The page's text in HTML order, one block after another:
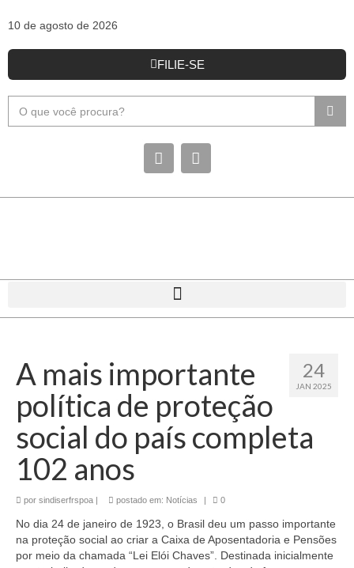
10 de agosto de 2026
FILIE-SE
24
JAN 2025
A mais importante
política de proteção
social do país completa
102 anos
por sindiserfrspoa | postado em: Notícias | 0
No dia 24 de janeiro de 1923, o Brasil deu um passo importante
na proteção social ao criar a Caixa de Aposentadoria e Pensões
por meio da chamada “Lei Elói Chaves”. Destinada inicialmente